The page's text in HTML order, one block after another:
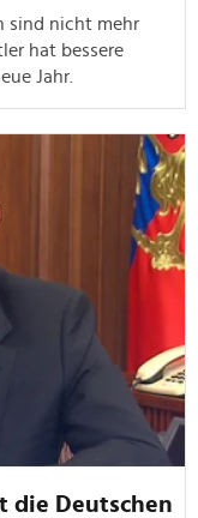
sind nicht mehr
hat bessere
Jahr.
die Deutschen